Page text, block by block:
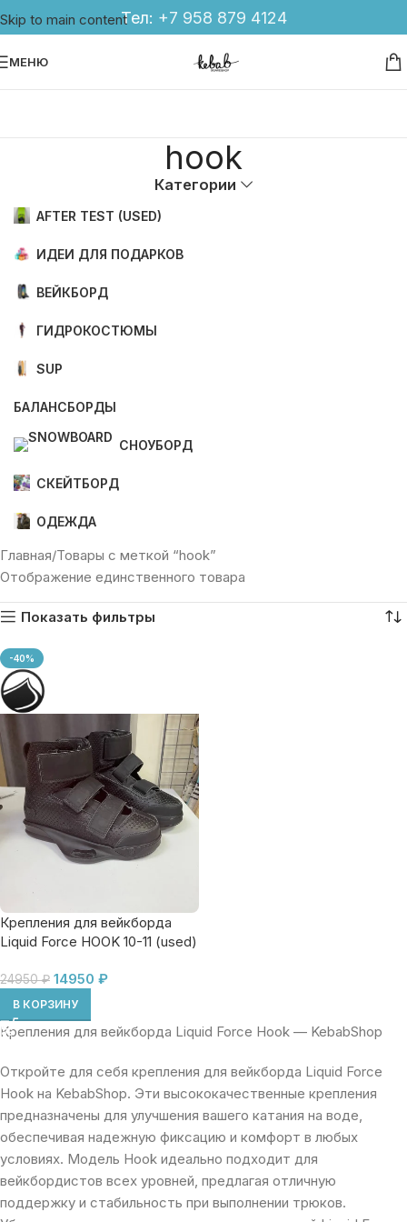
Skip to main contentТел: +7 958 879 4124
МЕНЮ
hook
Категории
AFTER TEST (USED)
ИДЕИ ДЛЯ ПОДАРКОВ
ВЕЙКБОРД
ГИДРОКОСТЮМЫ
SUP
БАЛАНСБОРДЫ
СНОУБОРД
СКЕЙТБОРД
ОДЕЖДА
Главная Товары с меткой “hook”
Отображение единственного товара
Показать фильтры
-40%
Крепления для вейкборда
Liquid Force HOOK 10-11 (used)
24950₽ 14950 ₽
В КОРЗИНУ
Крепления для вейкборда Liquid Force Hook — KebabShop
Откройте для себя крепления для вейкборда Liquid Force
Hook на KebabShop. Эти высококачественные крепления
предназначены для улучшения вашего катания на воде,
обеспечивая надежную фиксацию и комфорт в любых
условиях. Модель Hook идеально подходит для
вейкбордистов всех уровней, предлагая отличную
поддержку и стабильность при выполнении трюков.